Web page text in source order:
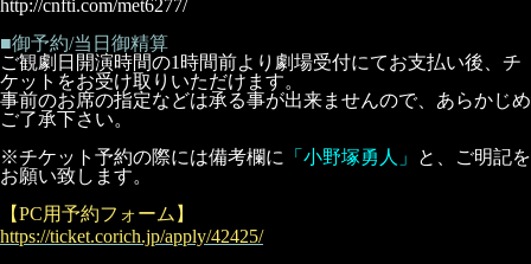
http://cnfti.com/met6277/
■御予約/当日御精算
ご観劇日開演時間の1時間前より劇場受付にてお支払い後、チ
ケットをお受け取りいただけます。
事前のお席の指定などは承る事が出来ませんので、あらかじめ
ご了承下さい。
※チケット予約の際には備考欄に
「小野塚勇人」
と、ご明記を
お願い致します。
【PC用予約フォーム】
https://ticket.corich.jp/apply/42425/